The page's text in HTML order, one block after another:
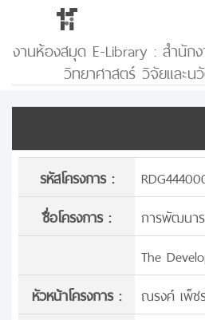
งานห้องสมุด E-Library : สำนัก
วิทยาศาสตร์ วิจัยและน
รหัสโครงการ :
ชื่อโครงการ :
การพัฒนาร
The
หัวหน้าโครงการ :
ณรงค์ เพ็ช